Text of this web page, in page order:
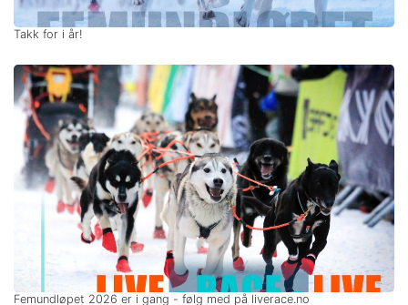
Takk for i år!
Femundløpet 2026 er i gang - følg med på liverace.no